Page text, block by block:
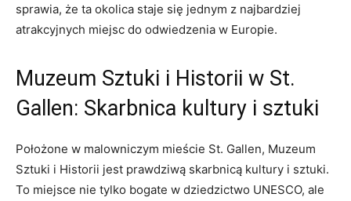
sprawia, że ta okolica staje się jednym z najbardziej
atrakcyjnych miejsc do odwiedzenia w Europie.
Muzeum Sztuki i Historii w St.
Gallen: Skarbnica kultury i sztuki
Położone w malowniczym mieście St. Gallen, Muzeum
Sztuki i Historii jest prawdziwą skarbnicą kultury i sztuki.
To miejsce nie tylko bogate w dziedzictwo UNESCO, ale